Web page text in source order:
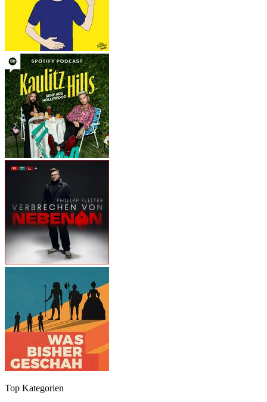
Top Kategorien